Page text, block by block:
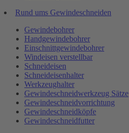
Rund ums Gewindeschneiden
Gewindebohrer
Handgewindebohrer
Einschnittgewindebohrer
Windeisen verstellbar
Schneideisen
Schneideisenhalter
Werkzeughalter
Gewindeschneidwerkzeug Sätze
Gewindeschneidvorrichtung
Gewindeschneidköpfe
Gewindeschneidfutter